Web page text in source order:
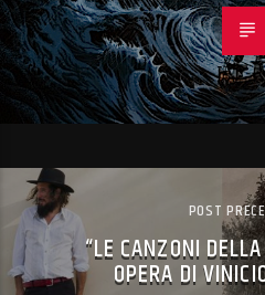
POST
“LE CANZONI
OPERA DI